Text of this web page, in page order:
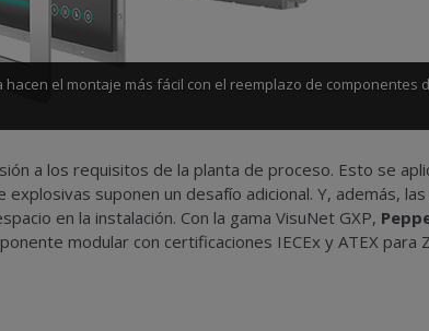
el montaje más fácil con el reemplazo de componentes
a los requisitos de la planta de proceso. Esto se
suponen un desafío adicional. Y, además,
en la instalación. Con la gama VisuNet GXP,
modular con certificaciones IECEx y ATEX para